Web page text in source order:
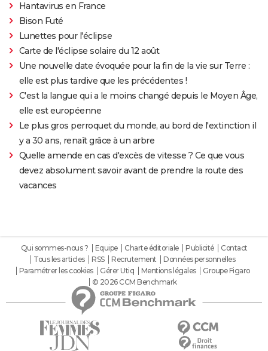
Hantavirus en France
Bison Futé
Lunettes pour l'éclipse
Carte de l'éclipse solaire du 12 août
Une nouvelle date évoquée pour la fin de la vie sur Terre :
elle est plus tardive que les précédentes !
C'est la langue qui a le moins changé depuis le Moyen Âge,
elle est européenne
Le plus gros perroquet du monde, au bord de l'extinction il
y a 30 ans, renaît grâce à un arbre
Quelle amende en cas d'excès de vitesse ? Ce que vous
devez absolument savoir avant de prendre la route des
vacances
Qui sommes-nous ? Equipe Charte éditoriale Publicité
Contact
Tous les articles
RSS Recrutement
Données personnelles
Paramétrer les cookies
Gérer Utiq Mentions légales
Groupe Figaro
© 2026 CCM Benchmark